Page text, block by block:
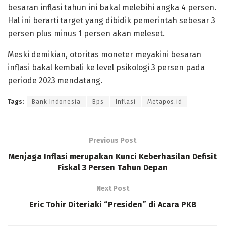
besaran inflasi tahun ini bakal melebihi angka 4 persen.
Hal ini berarti target yang dibidik pemerintah sebesar 3
persen plus minus 1 persen akan meleset.
Meski demikian, otoritas moneter meyakini besaran
inflasi bakal kembali ke level psikologi 3 persen pada
periode 2023 mendatang.
Tags: Bank Indonesia Bps Inflasi Metapos.id
Previous Post
Menjaga Inflasi merupakan Kunci Keberhasilan Defisit
Fiskal 3 Persen Tahun Depan
Next Post
Eric Tohir Diteriaki “Presiden” di Acara PKB